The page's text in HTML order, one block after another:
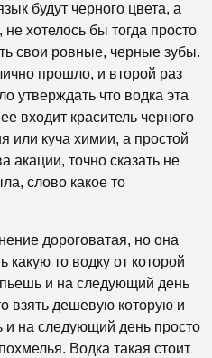
будут черного цвета, а
хотелось бы тогда просто
свои ровные, черные зубы.
прошло, и второй раз
утверждать что водка эта
входит краситель черного
или куча химии, а простой
акации, точно сказать не
слово какое то
дороговатая, но она
то водку от которой
пьешь и на следующий день
взять дешевую которую и
на следующий день просто
Водка такая стоит